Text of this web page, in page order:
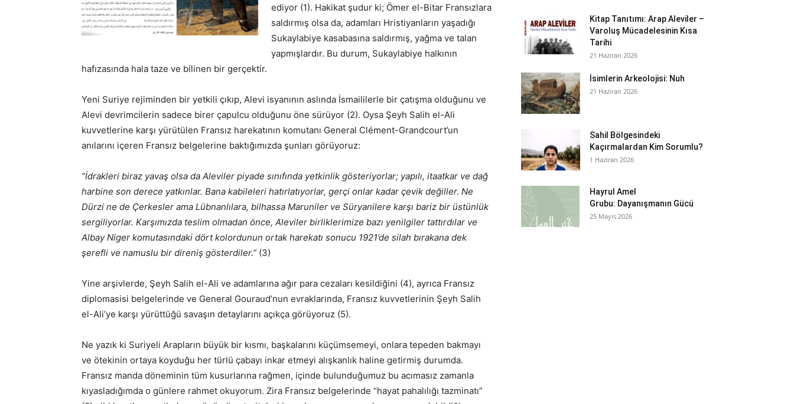
ediyor (1). Hakikat şudur ki; Ömer el-Bitar Fransızlara
saldırmış olsa da, adamları Hristiyanların yaşadığı
Sukaylabiye kasabasına saldırmış, yağma ve talan
yapmışlardır. Bu durum, Sukaylabiye halkının
hafızasında hala taze ve bilinen bir gerçektir.
Yeni Suriye rejiminden bir yetkili çıkıp, Alevi isyanının aslında İsmaililerle bir çatışma olduğunu ve
Alevi devrimcilerin sadece birer çapulcu olduğunu öne sürüyor (2). Oysa Şeyh Salih el-Ali
kuvvetlerine karşı yürütülen Fransız harekatının komutanı General Clément-Grandcourt’un
anılarını içeren Fransız belgelerine baktığımızda şunları görüyoruz:
“İdrakleri biraz yavaş olsa da Aleviler piyade sınıfında yetkinlik gösteriyorlar; yapılı, itaatkar ve dağ
harbine son derece yatkınlar. Bana kabileleri hatırlatıyorlar, gerçi onlar kadar çevik değiller. Ne
Dürzi ne de Çerkesler ama Lübnanlılara, bilhassa Maruniler ve Süryanilere karşı bariz bir üstünlük
sergiliyorlar. Karşımızda teslim olmadan önce, Aleviler birliklerimize bazı yenilgiler tattırdılar ve
Albay Niger komutasındaki dört kolordunun ortak harekatı sonucu 1921’de silah bırakana dek
şerefli ve namuslu bir direniş gösterdiler.” (3)
Yine arşivlerde, Şeyh Salih el-Ali ve adamlarına ağır para cezaları kesildiğini (4), ayrıca Fransız
diplomasisi belgelerinde ve General Gouraud’nun evraklarında, Fransız kuvvetlerinin Şeyh Salih
el-Ali’ye karşı yürüttüğü savaşın detaylarını açıkça görüyoruz (5).
Ne yazık ki Suriyeli Arapların büyük bir kısmı, başkalarını küçümsemeyi, onlara tepeden bakmayı
ve ötekinin ortaya koyduğu her türlü çabayı inkar etmeyi alışkanlık haline getirmiş durumda.
Fransız manda döneminin tüm kusurlarına rağmen, içinde bulunduğumuz bu acımasız zamanla
kıyasladığımda o günlere rahmet okuyorum. Zira Fransız belgelerinde “hayat pahalılığı tazminatı”
Kitap Tanıtımı: Arap Aleviler –
Varoluş Mücadelesinin Kısa
Tarihi
21 Haziran 2026
İsimlerin Arkeolojisi: Nuh
21 Haziran 2026
Sahil Bölgesindeki
Kaçırmalardan Kim Sorumlu?
1 Haziran 2026
Hayrul Amel
Grubu: Dayanışmanın Gücü
25 Mayıs 2026